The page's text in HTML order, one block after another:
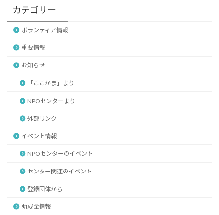
カテゴリー
ボランティア情報
重要情報
お知らせ
「ここかま」より
NPOセンターより
外部リンク
イベント情報
NPOセンターのイベント
センター関連のイベント
登録団体から
助成金情報